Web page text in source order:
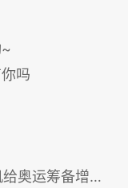
吗
筹备增加挑战